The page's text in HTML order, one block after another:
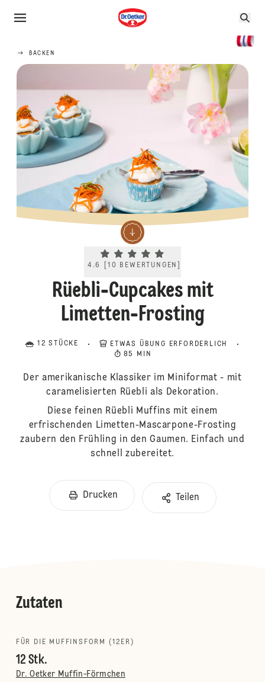
BACKEN
Current rating 4.6. Click to rate.
4.6 [10 BEWERTUNGEN
Rüebli-Cupcakes mit
Limetten-Frosting
12 STÜCKE
ETWAS ÜBUNG ERFORDERLICH
85 MIN
Der amerikanische Klassiker im Miniformat - mit
caramelisierten Rüebli als Dekoration.
Diese feinen Rüebli Muffins mit einem
erfrischenden Limetten-Mascarpone-Frosting
zaubern den Frühling in den Gaumen. Einfach und
schnell zubereitet.
Drucken Teilen
Zutaten
FÜR DIE MUFFINSFORM (12ER)
12 Stk.
Dr. Oetker Muffin-Förmchen